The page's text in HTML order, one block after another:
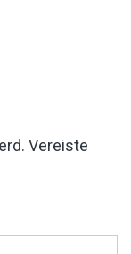
Vereiste